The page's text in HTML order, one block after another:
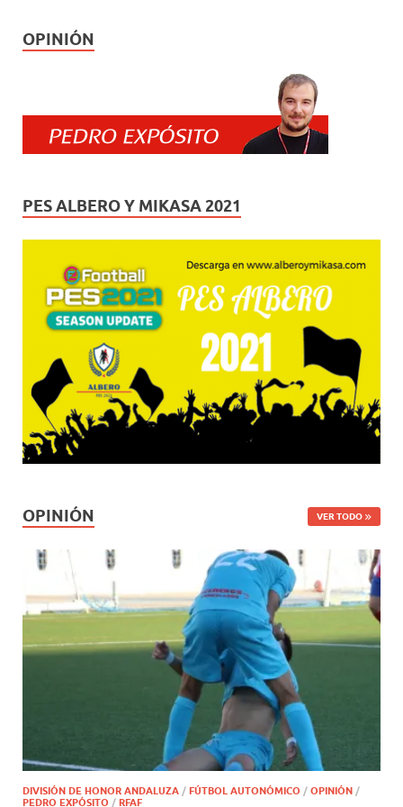
OPINIÓN
PES ALBERO Y MIKASA 2021
OPINIÓN VER TODO
DIVISIÓN DE HONOR ANDALUZA / FÚTBOL AUTONÓMICO / OPINIÓN /
PEDRO EXPÓSITO / RFAF